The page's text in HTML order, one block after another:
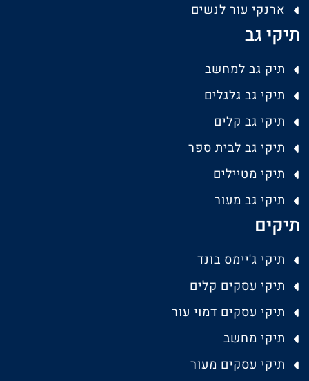
ארנקי עור לנשים
תיקי גב
תיק גב למחשב
תיקי גב גלגלים
תיקי גב קלים
תיקי גב לבית ספר
תיקי מטיילים
תיקי גב מעור
תיקים
תיקי ג'יימס בונד
תיקי עסקים קלים
תיקי עסקים דמוי עור
תיקי מחשב
תיקי עסקים מעור